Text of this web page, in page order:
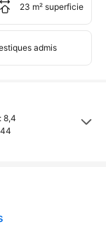
23 m² superficie
admis
8,4